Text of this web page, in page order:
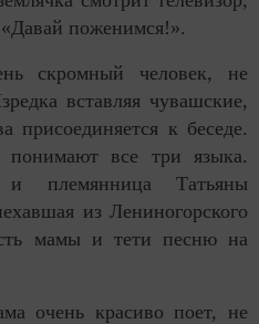
поженимся!».
скромный человек, не
вставляя чувашские,
присоединяется к беседе.
все три языка.
племянница Татьяны
из Лениногорского
мамы и тети песню на
очень красиво поет, не